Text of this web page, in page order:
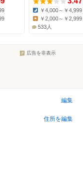
Dinner:
￥4,000～￥4,999
￥2,000～￥2,999
533人
広告を非表示
編集
住所を編集